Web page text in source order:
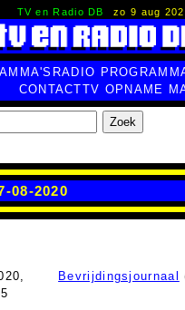
TV en Radio DB zo 9 aug
RADIO
CONTACTTV OPNAME
Zoek
08-2020
Bevrijdingsjournaal